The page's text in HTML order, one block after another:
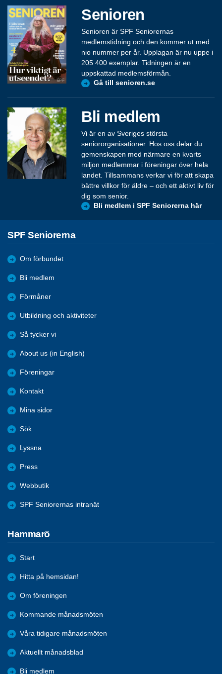
Senioren
Senioren är SPF Seniorernas
medlemstidning och den kommer ut med
nio nummer per år. Upplagan är nu uppe i
205 400 exemplar. Tidningen är en
uppskattad medlemsförmån.
Gå till senioren.se
Bli medlem
Vi är en av Sveriges största
seniororganisationer. Hos oss delar du
gemenskapen med närmare en kvarts
miljon medlemmar i föreningar över hela
landet. Tillsammans verkar vi för att skapa
bättre villkor för äldre – och ett aktivt liv för
dig som senior.
Bli medlem i SPF Seniorerna här
SPF Seniorerna
Om förbundet
Bli medlem
Förmåner
Utbildning och aktiviteter
Så tycker vi
About us (in English)
Föreningar
Kontakt
Mina sidor
Sök
Lyssna
Press
Webbutik
SPF Seniorernas intranät
Hammarö
Start
Hitta på hemsidan!
Om föreningen
Kommande månadsmöten
Våra tidigare månadsmöten
Aktuellt månadsblad
Bli medlem